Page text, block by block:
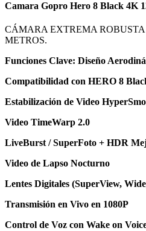
Camara Gopro Hero 8 Black 4K
CÁMARA EXTREMA
METROS.
Funciones Clave: Diseño
Compatibilidad con HERO 8
Estabilización de Video
Video TimeWarp 2.0
LiveBurst / SuperFoto + HDR
Video de Lapso Nocturno
Lentes Digitales (SuperView,
Transmisión en Vivo en 1080P
Control de Voz con Wake on